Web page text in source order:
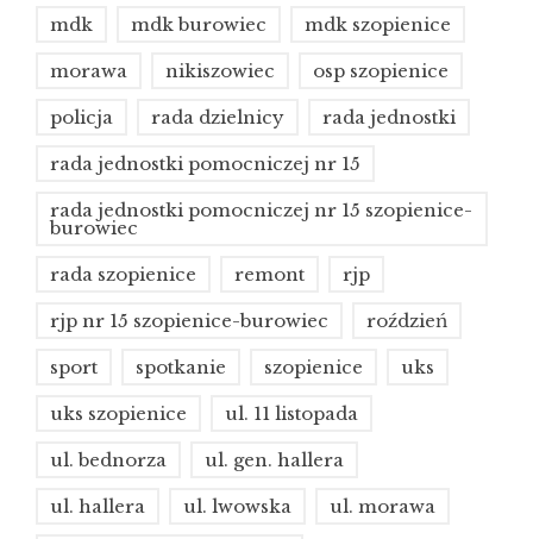
mdk mdk burowiec mdk szopienice
morawa nikiszowiec osp szopienice
policja rada dzielnicy rada jednostki
rada jednostki pomocniczej nr 15
rada jednostki pomocniczej nr 15 szopienice-
burowiec
rada szopienice remont rjp
rjp nr 15 szopienice-burowiec roździeń
sport spotkanie szopienice uks
uks szopienice ul. 11 listopada
ul. bednorza ul. gen. hallera
ul. hallera ul. lwowska ul. morawa